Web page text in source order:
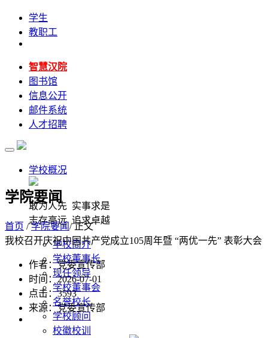
学生
教职工
智慧汉院
图书馆
信息公开
邮件系统
人才招聘
学校概况
敢为人先 实事求是
志存高远 追求卓越
学校简介
学校董事长
现任领导
学校董事会
名誉校长
学校顾问
校徽校训
学院要闻
首页 /学院要闻/ 正文
我校召开庆祝中国共产党成立105周年暨 “两优一先” 表彰大会
作者：党委宣传部
时间：2026-07-01
点击：3593
来源：党委宣传部